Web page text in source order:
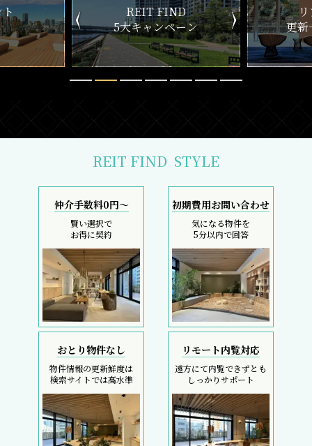
ーン
リアルタイム
更新一覧チェック
REIT FIND STYLE
仲介手数料0円～
賢い選択で
お得に契約
初期費用お問い合わせ
気になる物件を
5分以内で回答
おとり物件なし
物件情報の更新鮮度は
検索サイトでは高水準
リモート内覧対応
遠方にて内覧できずとも
しっかりサポート